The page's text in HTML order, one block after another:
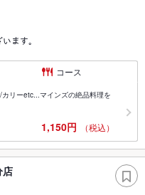
ます｡
コース
リーetc...マインズの絶品料理を
1,150円 （税込）
店